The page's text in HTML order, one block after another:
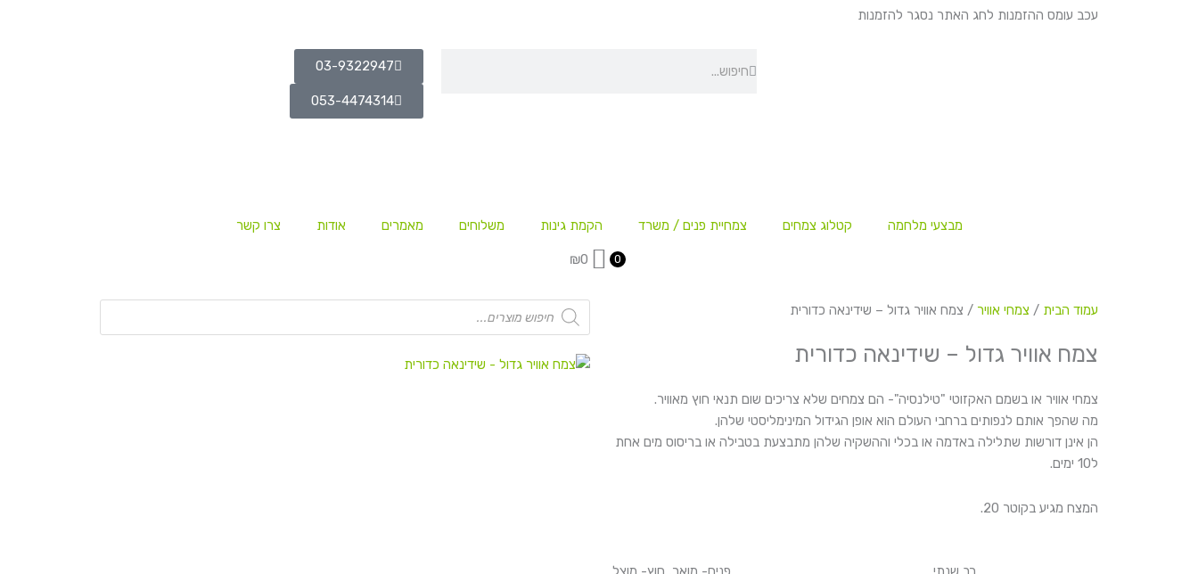
עכב עומס ההזמנות לחג האתר נסגר להזמנות
03-9322947
053-4474314
מבצעי מלחמה קטלוג צמחים צמחיית פנים / משרד הקמת גינות משלוחים מאמרים אודות צרו קשר
0
₪0
עמוד הבית / צמחי אוויר / צמח אוויר גדול – שידינאה כדורית
צמח אוויר גדול – שידינאה כדורית
צמחי אוויר או בשמם האקזוטי "טילנסיה"- הם צמחים שלא צריכים שום תנאי חוץ מאוויר.
מה שהפך אותם לנפותים ברחבי העולם הוא אופן הגידול המינימליסטי שלהן.
הן אינן דורשות שתלילה באדמה או בכלי וההשקיה שלהן מתבצעת בטבילה או בריסוס מים אחת
ל10 ימים.
המצח מגיע בקוטר 20.
Products
search